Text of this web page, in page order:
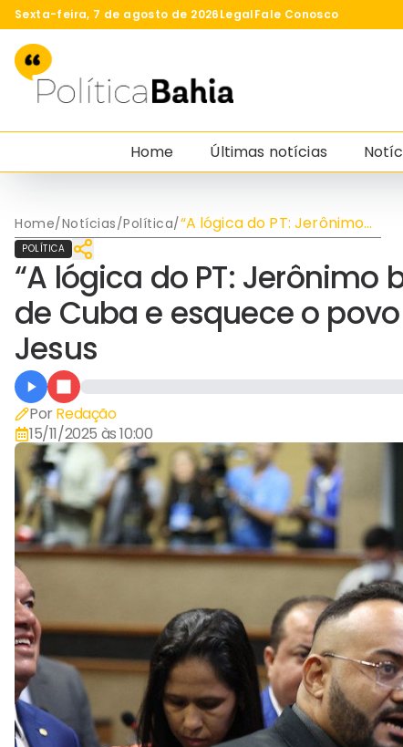
Sexta-feira, 7 de agosto de 2026LegalFale Conosco
Home Últimas notícias
Home/Notícias/Política/“A lógica do PT: Jerônimo
banca com milhões
esquece o povo Bahia”,
critica Leandro de Jesus
POLÍTICA
“A lógica do PT:
de Cuba e esquece o
Jesus
Por Redação
15/11/2025 às 10:00